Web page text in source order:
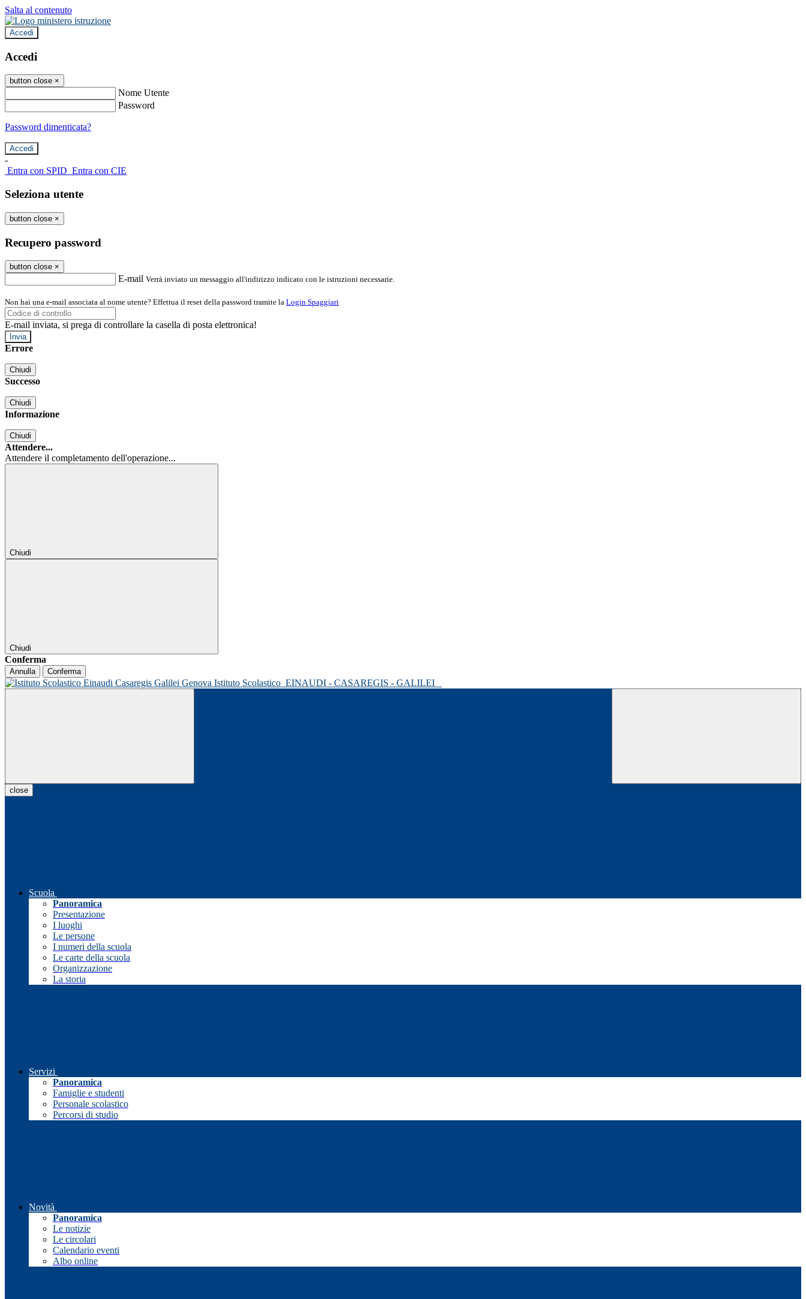
Salta al contenuto
Accedi
Accedi
button close ×
Nome Utente
Password
Password dimenticata?
-
Entra con SPID Entra con CIE
Seleziona utente
button close ×
Recupero password
button close ×
E-mail Verrà inviato un messaggio all'indirizzo indicato con le istruzioni necessarie.
Non hai una e-mail associata al nome utente? Effettua il reset della password tramite la Login Spaggiari
E-mail inviata, si prega di controllare la casella di posta elettronica!
Errore
Chiudi
Successo
Chiudi
Informazione
Chiudi
Attendere...
Attendere il completamento dell'operazione...
Chiudi
Chiudi
Conferma
Annulla Conferma
Istituto Scolastico EINAUDI - CASAREGIS - GALILEI
close
Scuola
Panoramica
Presentazione
I luoghi
Le persone
I numeri della scuola
Le carte della scuola
Organizzazione
La storia
Servizi
Panoramica
Famiglie e studenti
Personale scolastico
Percorsi di studio
Novità
Panoramica
Le notizie
Le circolari
Calendario eventi
Albo online